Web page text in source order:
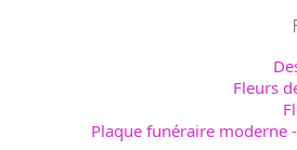
Fleurs
Plaque funéraire moderne -